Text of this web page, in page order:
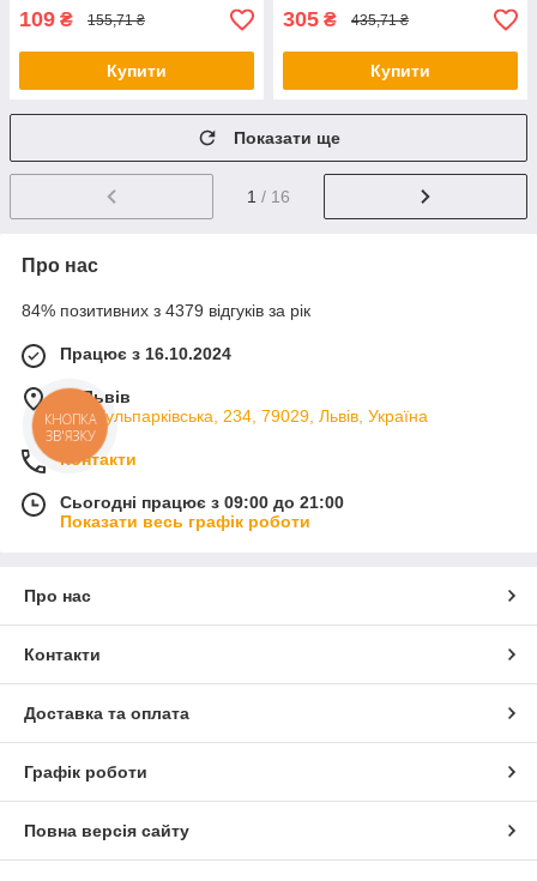
109 ₴ 155,71 ₴
Купити
305 ₴ 435,71 ₴
Купити
Показати ще
1 / 16
Про нас
84% позитивних з 4379 відгуків за рік
Працює з 16.10.2024
м. Львів
вул. Кульпарківська, 234, 79029, Львів, Україна
Контакти
Сьогодні працює з 09:00 до 21:00
Показати весь графік роботи
Про нас
Контакти
Доставка та оплата
Графік роботи
Повна версія сайту
КНОПКА
ЗВ'ЯЗКУ